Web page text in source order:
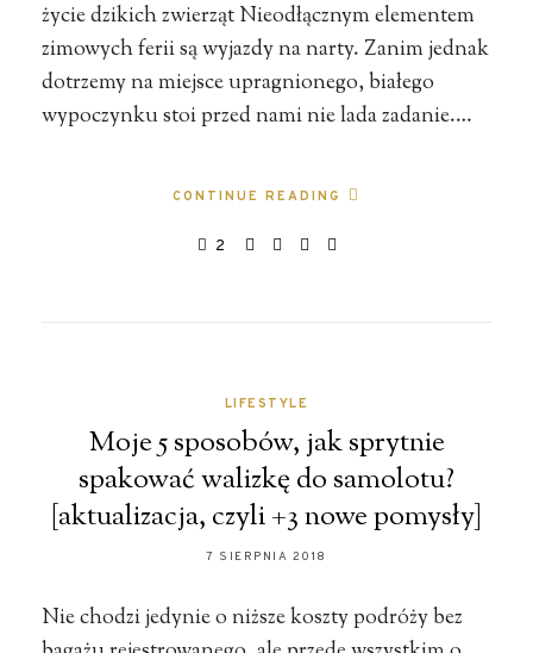
życie dzikich zwierząt Nieodłącznym elementem
zimowych ferii są wyjazdy na narty. Zanim jednak
dotrzemy na miejsce upragnionego, białego
wypoczynku stoi przed nami nie lada zadanie.…
CONTINUE READING
2
LIFESTYLE
Moje 5 sposobów, jak sprytnie
spakować walizkę do samolotu?
[aktualizacja, czyli +3 nowe pomysły]
7 SIERPNIA 2018
Nie chodzi jedynie o niższe koszty podróży bez